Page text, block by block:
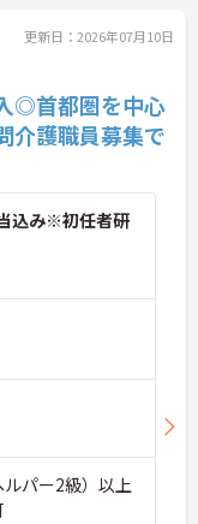
働き
って
境で
更新日：2026年07月10日
◎首都圏を中心
介護職員募集で
込み※初任者研
パー2級）以上